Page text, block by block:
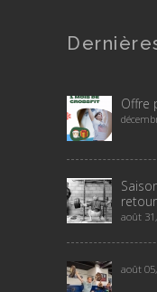
Offre
août
août